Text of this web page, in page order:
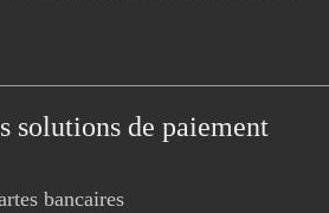
solutions de paiement
bancaires